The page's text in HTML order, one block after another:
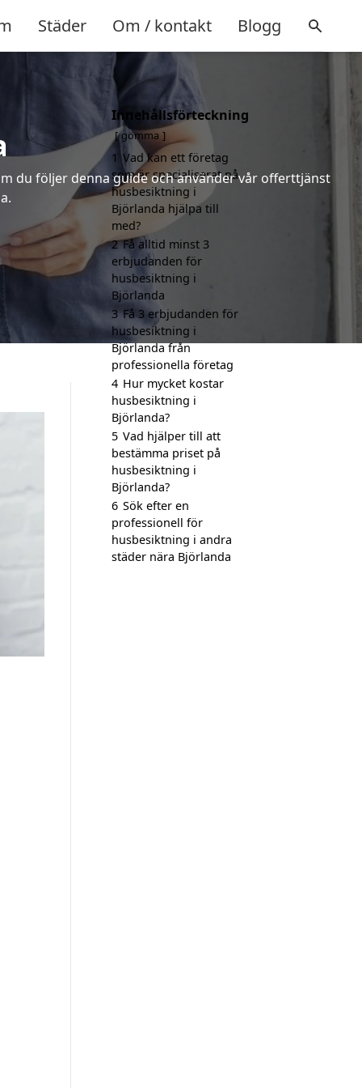
Städer Om / kontakt Blogg
du följer denna guide och använder vår offerttjänst
Innehållsförteckning
gömma
1 Vad kan ett företag
som är specialiserat på
husbesiktning i
Björlanda hjälpa till
med?
2 Få alltid minst 3
erbjudanden för
husbesiktning i
Björlanda
3 Få 3 erbjudanden för
husbesiktning i
Björlanda från
professionella företag
4 Hur mycket kostar
husbesiktning i
Björlanda?
5 Vad hjälper till att
bestämma priset på
husbesiktning i
Björlanda?
6 Sök efter en
professionell för
husbesiktning i andra
städer nära Björlanda